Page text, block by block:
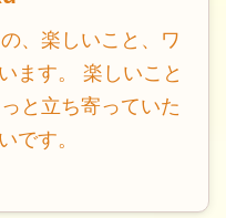
、楽しいこと、ワ
ます。 楽しいこと
と立ち寄っていた
です。